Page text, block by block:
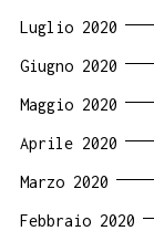
Luglio 2020
Giugno 2020
Maggio 2020
Aprile 2020
Marzo 2020
Febbraio 2020